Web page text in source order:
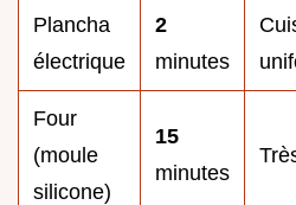
Plancha
électrique
2
minutes
Four
(moule
silicone)
15
minutes